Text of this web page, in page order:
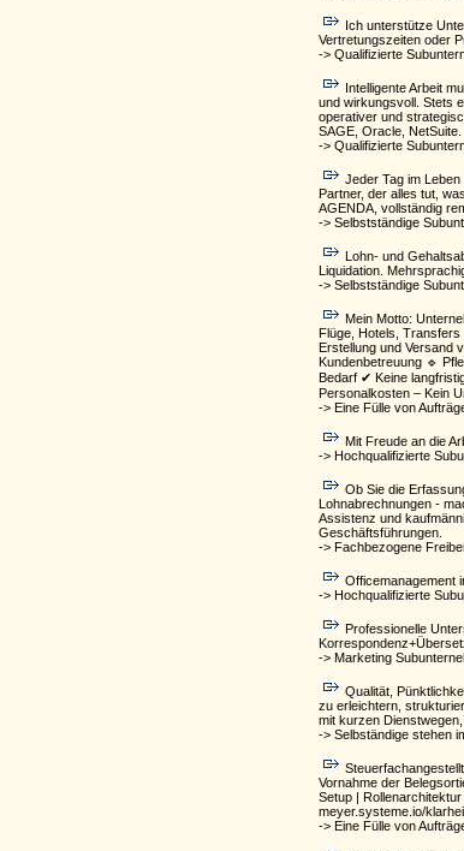
Ich unterstütze
Vertretungszeiten oder
-> Qualifizierte
Intelligente Arbeit
und wirkungsvoll. Stets
operativer und
SAGE, Oracle, NetSuite.
-> Qualifizierte
Jeder Tag im
Partner, der alles tut,
AGENDA, vollständig
-> Selbstständige
Lohn- und
Liquidation.
-> Selbstständige
Mein Motto:
Flüge, Hotels, Transfers
Erstellung und Versand
Kundenbetreuung 🔹
Bedarf ✔ Keine
Personalkosten – Kein
-> Eine Fülle von
Mit Freude an die
-> Hochqualifizierte
Ob Sie die
Lohnabrechnungen -
Assistenz und
Geschäftsführungen.
-> Fachbezogene
Officemanagement
-> Hochqualifizierte
Professionelle
-> Marketing
Qualität,
zu erleichtern,
mit kurzen
-> Selbständige stehen
Vornahme der
Setup |
meyer.systeme.io/
-> Eine Fülle von